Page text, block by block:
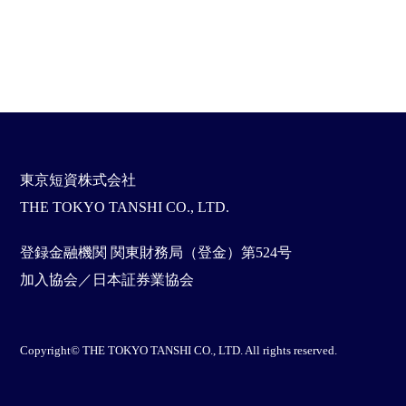
東京短資株式会社
THE TOKYO TANSHI CO., LTD.
登録金融機関 関東財務局（登金）第524号
加入協会／日本証券業協会
Copyright© THE TOKYO TANSHI CO., LTD. All rights reserved.